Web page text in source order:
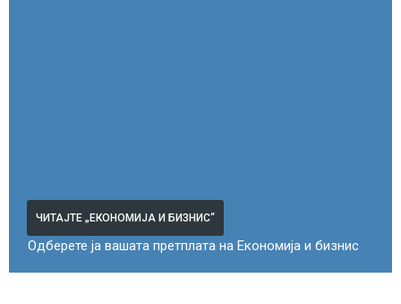
ЧИТАЈТЕ „ЕКОНОМИЈА И БИЗНИС“
Одберете ја вашата претплата на Економија и бизнис